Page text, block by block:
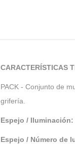
CARACTERÍSTICAS
PACK - Conjunto de
grifería.
Espejo / Iluminación:
Espejo / Número de